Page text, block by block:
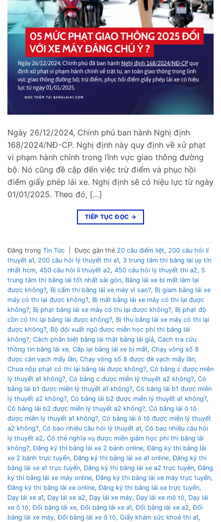
Ngày 26/12/2024, Chính phủ ban hành Nghị định
168/2024/NĐ-CP. Nghị định này quy định về xử phạt
vi phạm hành chính trong lĩnh vực giao thông đường
bộ. Nó cũng đề cập đến việc trừ điểm và phục hồi
điểm giấy phép lái xe. Nghị định sẽ có hiệu lực từ ngày
01/01/2025. Theo đó, […]
TIẾP TỤC ĐỌC →
Đăng trong Tin Tức Được gắn thẻ 20 câu điểm liệt, 200 câu hỏi lí
thuyết a1, 200 câu hỏi lý thuyết thi a1, 3 trung tâm thi bằng lái uy tín
nhất hcm, 450 câu hỏi lí thuyết a2, 450 câu hỏi lý thuyết thi a2, 5
trung tâm thi bằng lái tốt nhất sài gòn, Bằng lái xe bị mất làm lại
được không?, Bị cấm thi bằng lái xe máy vì sao?, Bị giam bằng lái xe
máy có thi lại được không?, Bị mất bằng lái xe máy có thi lại được
không?, Bị phạt bằng lái xe máy có thi lại được không?, Bị phạt độ
cồn có thi lại bằng lái được không?, Bị thu bằng lái xe máy có thi lại
được không?, Bộ đội xuất ngũ được miễn học phí thi bằng lái
không?, Cách phân biệt bằng lái thật bằng lái giả, Cách tra cứu
thông tin bằng lái xe, Cấp lại bằng lái xe bị mất, Chạy vòng số 8
được cán vạch mấy lần, Chạy vòng số 8 được đè vạch mấy lần,
Chưa nộp phạt có thi lại bằng lái được không?, Có bằng c được miễn
lý thuyết a1 không?, Có bằng c được miễn lý thuyết a2 không?, Có
bằng lái b1 được miễn lý thuyết a1 không?, Có bằng lái b1 được miễn
lý thuyết a2 không?, Có bằng lái b2 được miễn lý thuyết a1 không?,
Có bằng lái b2 được miễn lý thuyết a2 không?, Có bằng lái ô tô
được miễn lý thuyết a1 không?, Có bằng lái ô tô được miễn lý thuyết
a2 không?, Có bao nhiêu câu hỏi lý thuyết a1, Có bao nhiêu câu hỏi
lý thuyết a2, Có thẻ nghĩa vụ được miễn giảm học phí thi bằng lái
không?,Đăng ký thi bằng lái xe 2 bánh online,Đăng ký thi bằng lái
xe 2 bánh trực tuyến,Đăng ký thi bằng lái xe a1 online,Đăng ký thi
bằng lái xe a1 trực tuyến,Đăng ký thi bằng lái xe a2 trực tuyến,Đăng
ký thi bằng lái xe máy online,Đăng ký thi bằng lái xe máy trực tuyến,
Đăng ký thi bằng lái xe online,Đăng ký thi bằng lái xe trực tuyến,
Dạy lái xe a1, Dạy lái xe a2, Dạy lái xe máy, Dạy lái xe mô tô, Dạy lái
xe ô tô,Đổi bằng lái xe,Đổi bằng lái xe a1,Đổi bằng lái xe a2,Đổi
bằng lái xe máy,Đổi bằng lái xe ô tô, Giấy khám sức khoẻ thi a1,